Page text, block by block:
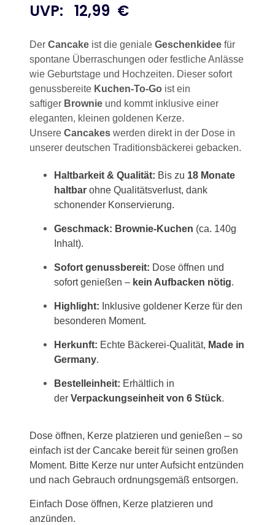
UVP: 12,99 €
Der Cancake ist die geniale Geschenkidee für
spontane Überraschungen oder festliche Anlässe
wie Geburtstage und Hochzeiten. Dieser sofort
genussbereite Kuchen-To-Go ist ein
saftiger Brownie und kommt inklusive einer
eleganten, kleinen goldenen Kerze.
Unsere Cancakes werden direkt in der Dose in
unserer deutschen Traditionsbäckerei gebacken.
Haltbarkeit & Qualität: Bis zu 18 Monate
haltbar ohne Qualitätsverlust, dank
schonender Konservierung.
Geschmack: Brownie-Kuchen (ca. 140g
Inhalt).
Sofort genussbereit: Dose öffnen und
sofort genießen – kein Aufbacken nötig.
Highlight: Inklusive goldener Kerze für den
besonderen Moment.
Herkunft: Echte Bäckerei-Qualität, Made in
Germany.
Bestelleinheit: Erhältlich in
der Verpackungseinheit von 6 Stück.
Dose öffnen, Kerze platzieren und genießen – so
einfach ist der Cancake bereit für seinen großen
Moment. Bitte Kerze nur unter Aufsicht entzünden
und nach Gebrauch ordnungsgemäß entsorgen.
Einfach Dose öffnen, Kerze platzieren und
anzünden.